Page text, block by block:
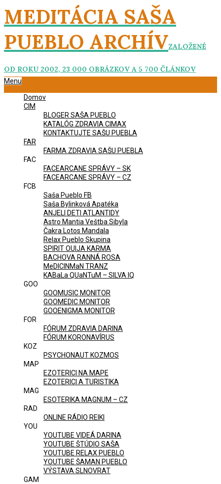
Skip
to
content
MEDITÁCIA SAŠA
PUEBLO ARCHÍVZALOŽENÉ
OD ROKU 2002, 23 000 OBRÁZKOV A 5 700 ČLÁNKOV
Primary
Menu
Domov
CIM
BLOGER SAŠA PUEBLO
KATALÓG ZDRAVIA CIMAX
KONTAKTUJTE SAŠU PUEBLA
FAR
FARMA ZDRAVIA SAŠU PUEBLA
FAC
FACEARCANE SPRÁVY – SK
FACEARCANE SPRÁVY – CZ
FCB
Saša Pueblo FB
Saša Bylinková Apatéka
ANJELI DETI ATLANTIDY
Astro Mantia Veštba Sibyla
Čakra Lotos Mandala
Relax Pueblo Skupina
SPIRIT OUIJA KARMA
BACHOVA RANNÁ ROSA
MeDICINMaN TRANZ
KABaLa QUaNTuM – SILVA IQ
GOO
GOOMUSIC MONITOR
GOOMEDIC MONITOR
GOOENIGMA MONITOR
FOR
FÓRUM ZDRAVIA DARINA
FÓRUM KORONAVÍRUS
KOZ
PSYCHONAUT KOZMOS
MAP
EZOTERICI NA MAPE
EZOTERICI A TURISTIKA
MAG
ESOTERIKA MAGNUM – CZ
RAD
ONLINE RÁDIO REIKI
YOU
YOUTUBE VIDEÁ DARINA
YOUTUBE ŠTÚDIO SAŠA
YOUTUBE RELAX PUEBLO
YOUTUBE ŠAMAN PUEBLO
VÝSTAVA SLNOVRAT
GAM